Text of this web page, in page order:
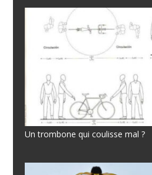
Un trombone qui coulisse mal ?